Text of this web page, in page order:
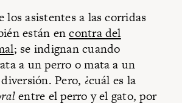
los asistentes a las corridas
están encontra del
; se indignan cuando
a un perro o mata a un
Pero, ¿cuál es la
entre el perro y el gato, por